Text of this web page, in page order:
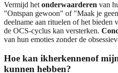
Vermijd hetonderwaarderen van
"Ontspan gewoon" of "Maak je
deelname aan rituelen of het bieden
de OCS-cyclus kan versterken.
van hun emoties zonder de
Hoe kan ikherkennenof
kunnen hebben?